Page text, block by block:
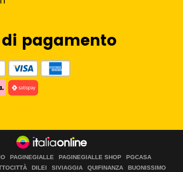
pagamento
PAGINEGIALLE PAGINEGIALLE SHOP
PGCASA
DILEI SIVIAGGIA QUIFINANZA BUONISSIMO